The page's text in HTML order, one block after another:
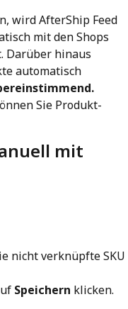
wird AfterShip Feed
mit den Shops
Darüber hinaus
automatisch
Sie Produkt-
mit
nicht verknüpfte SKU
Speichern klicken.